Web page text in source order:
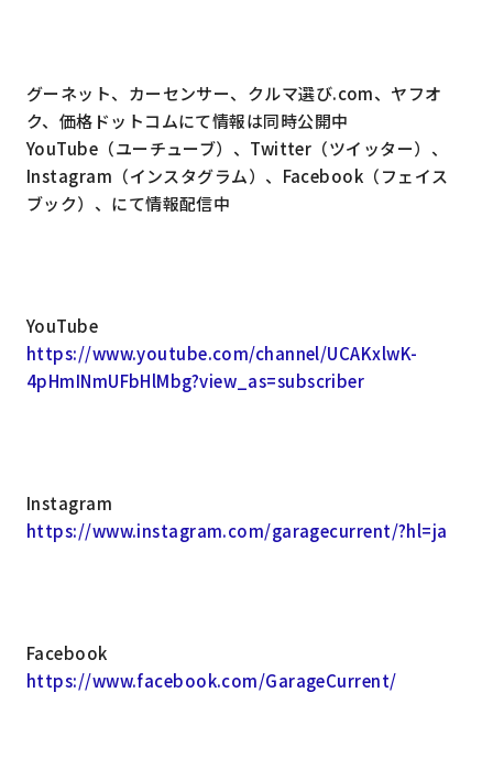
グーネット、カーセンサー、クルマ選び.com、ヤフオ
ク、価格ドットコムにて情報は同時公開中
YouTube（ユーチューブ）、Twitter（ツイッター）、
Instagram（インスタグラム）、Facebook（フェイス
ブック）、にて情報配信中
YouTube
https://www.youtube.com/channel/UCAKxlwK-
4pHmINmUFbHlMbg?view_as=subscriber
Instagram
https://www.instagram.com/garagecurrent/?hl=ja
Facebook
https://www.facebook.com/GarageCurrent/